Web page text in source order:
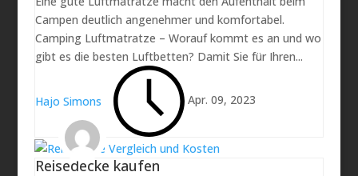
Campen deutlich angenehmer und komfortabel.
Camping Luftmatratze – Worauf kommt es an und wo
gibt es die besten Luftbetten? Damit Sie für Ihren...
Hajo Simons Apr. 09, 2023
Reisedecke kaufen